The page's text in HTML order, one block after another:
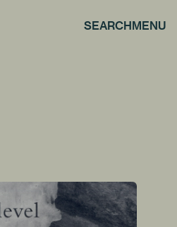
SEARCHMENU